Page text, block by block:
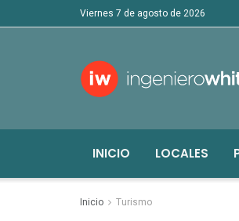
viernes 7 de agosto de 2026
INICIO LOCALES
Inicio Turismo